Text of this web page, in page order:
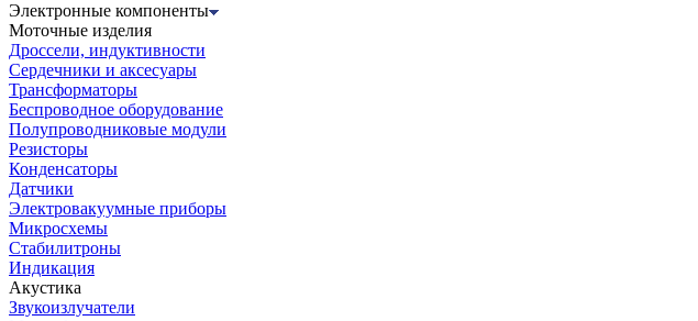
Электронные компоненты
Моточные изделия
Дроссели, индуктивности
Сердечники и аксесуары
Трансформаторы
Беспроводное оборудование
Полупроводниковые модули
Резисторы
Конденсаторы
Датчики
Электровакуумные приборы
Микросхемы
Стабилитроны
Индикация
Акустика
Звукоизлучатели